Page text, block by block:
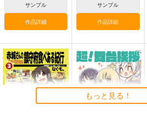
サンプル
作品詳細
サンプル
作品詳細
もっと見る！